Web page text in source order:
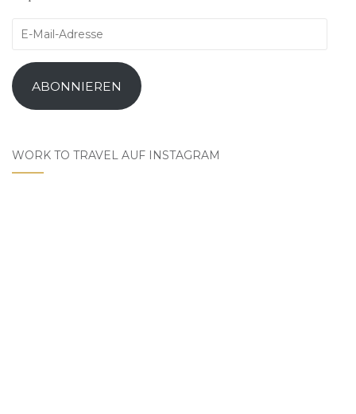
E-
Adresse
ABONNIEREN
WORK TO TRAVEL AUF INSTAGRAM